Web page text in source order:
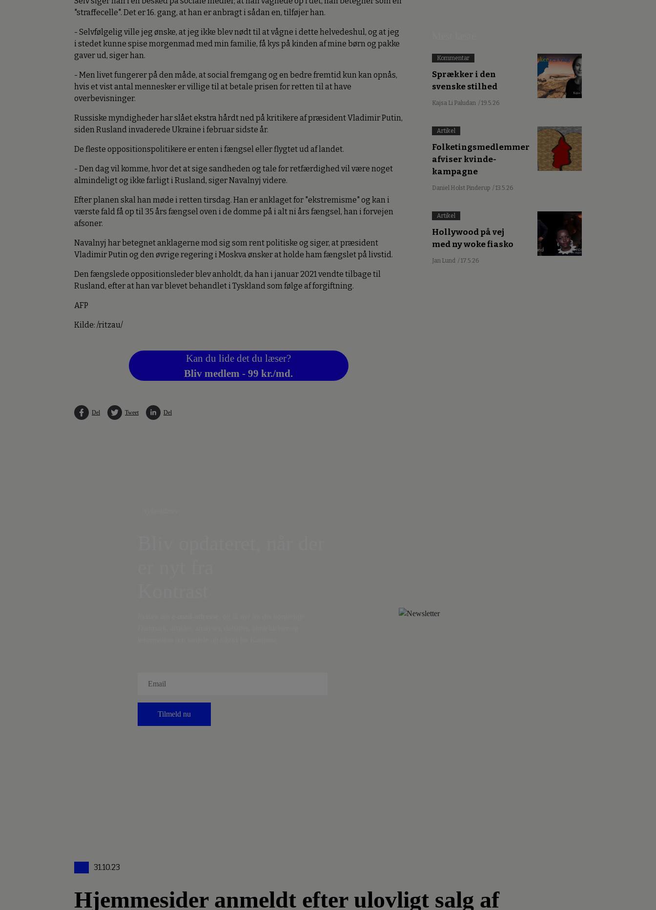
"straffecelle". Det er 16. gang, at han er anbragt i sådan en, tilføjer han.
- Selvfølgelig ville jeg ønske, at jeg ikke blev nødt til at vågne i dette helvedeshul, og at jeg
i stedet kunne spise morgenmad med min familie, få kys på kinden af mine børn og pakke
gaver ud, siger han.
- Men livet fungerer på den måde, at social fremgang og en bedre fremtid kun kan opnås,
hvis et vist antal mennesker er villige til at betale prisen for retten til at have
overbevisninger.
Russiske myndigheder har slået ekstra hårdt ned på kritikere af præsident Vladimir Putin,
siden Rusland invaderede Ukraine i februar sidste år.
De fleste oppositionspolitikere er enten i fængsel eller flygtet ud af landet.
- Den dag vil komme, hvor det at sige sandheden og tale for retfærdighed vil være noget
almindeligt og ikke farligt i Rusland, siger Navalnyj videre.
Efter planen skal han møde i retten tirsdag. Han er anklaget for "ekstremisme" og kan i
værste fald få op til 35 års fængsel oven i de domme på i alt ni års fængsel, han i forvejen
afsoner.
Navalnyj har betegnet anklagerne mod sig som rent politiske og siger, at præsident
Vladimir Putin og den øvrige regering i Moskva ønsker at holde ham fængslet på livstid.
Den fængslede oppositionsleder blev anholdt, da han i januar 2021 vendte tilbage til
Rusland, efter at han var blevet behandlet i Tyskland som følge af forgiftning.
AFP
Kilde: /ritzau/
Kan du lide det du læser?
Bliv medlem - 99 kr./md.
Del Tweet Del
Kommentar
Sprækker i den
svenske stilhed
Kajsa Li Paludan / 19.5.26
Artikel
Folketingsmedlemmer
afviser kvinde-
kampagne
Daniel Holst Pinderup / 13.5.26
Artikel
Hollywood på vej
med ny woke fiasko
Jan Lund / 17.5.26
Tilmeld nu
31.10.23
Hjemmesider anmeldt efter ulovligt salg af